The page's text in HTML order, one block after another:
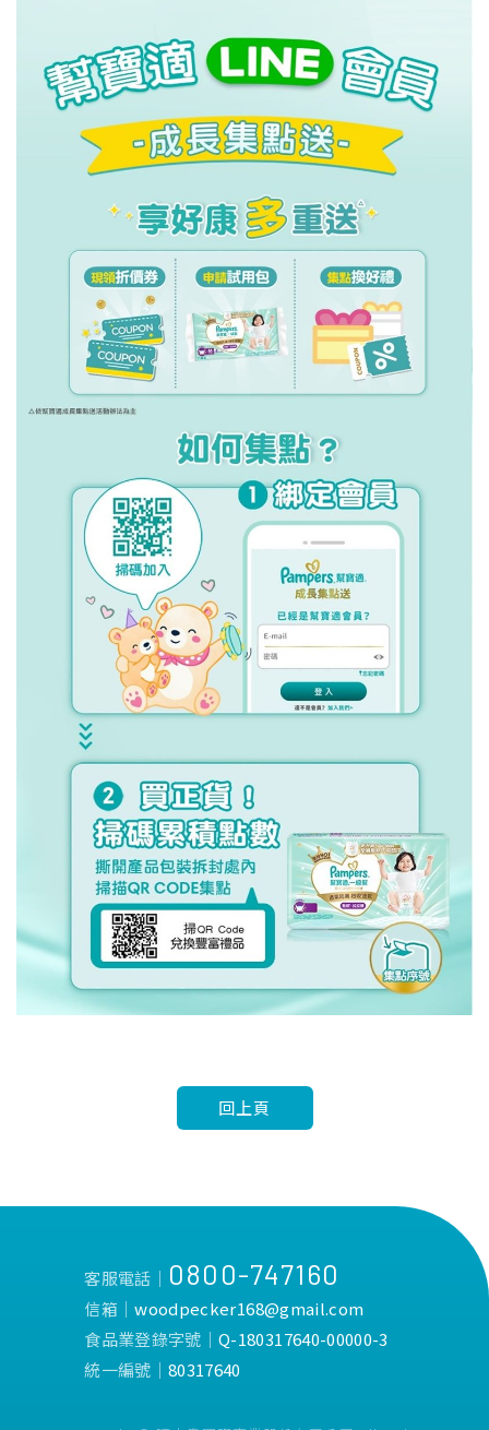
回上頁
客服電話│ 0800-747160
信箱│woodpecker168@gmail.com
食品業登錄字號│Q-180317640-00000-3
統一編號│80317640